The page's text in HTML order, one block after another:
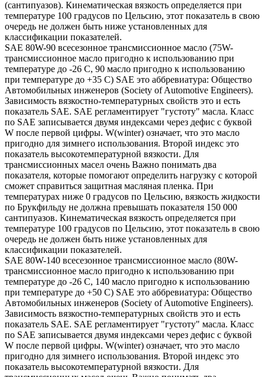
(сантипуазов). Кинематическая вязкость определяется при
температуре 100 градусов по Цельсию, этот показатель в свою
очередь не должен быть ниже установленных для
классификации показателей.
SAE 80W-90 всесезонное трансмиссионное масло (75W-
трансмиссионное масло пригодно к использованию при
температуре до -26 С, 90 масло пригодно к использованию
при температуре до +35 С) SAE это аббревиатура: Общество
Автомобильных инженеров (Society of Automotive Engineers).
Зависимость вязкостно-температурных свойств это и есть
показатель SAE. SAE регламентирует "густоту" масла. Класс
по SAE записывается двумя индексами через дефис с буквой
W после первой цифры. W(winter) означает, что это масло
пригодно для зимнего использования. Второй индекс это
показатель высокотемпературной вязкости. Для
трансмиссионных масел очень Важно понимать два
показателя, которые помогают определить нагрузку с которой
сможет справиться защитная масляная пленка. При
температурах ниже 0 градусов по Цельсию, вязкость жидкости
по Брукфильду не должна превышать показателя 150 000
сантипуазов. Кинематическая вязкость определяется при
температуре 100 градусов по Цельсию, этот показатель в свою
очередь не должен быть ниже установленных для
классификации показателей.
SAE 80W-140 всесезонное трансмиссионное масло (80W-
трансмиссионное масло пригодно к использованию при
температуре до -26 С, 140 масло пригодно к использованию
при температуре до +50 С) SAE это аббревиатура: Общество
Автомобильных инженеров (Society of Automotive Engineers).
Зависимость вязкостно-температурных свойств это и есть
показатель SAE. SAE регламентирует "густоту" масла. Класс
по SAE записывается двумя индексами через дефис с буквой
W после первой цифры. W(winter) означает, что это масло
пригодно для зимнего использования. Второй индекс это
показатель высокотемпературной вязкости. Для